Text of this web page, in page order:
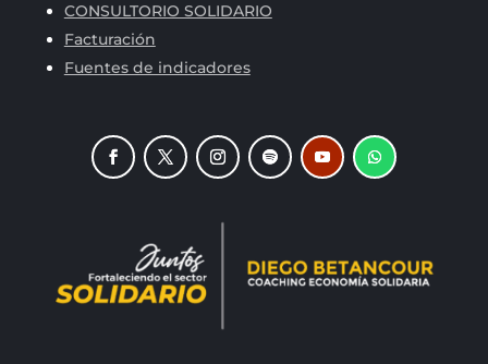
CONSULTORIO SOLIDARIO
Facturación
Fuentes de indicadores